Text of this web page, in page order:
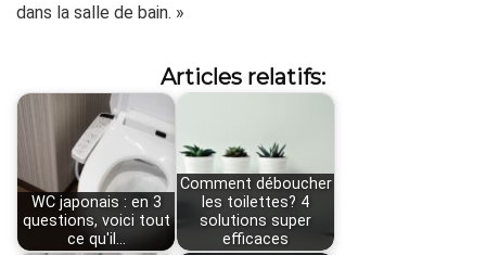
dans la salle de bain. »
Articles relatifs:
WC japonais : en 3
questions, voici tout
ce qu'il…
Comment déboucher
les toilettes? 4
solutions super
efficaces